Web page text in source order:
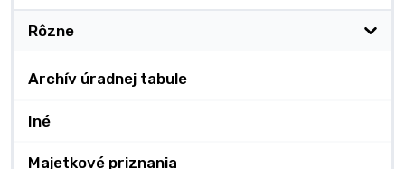
Rôzne
Archív úradnej tabule
Iné
Majetkové priznania